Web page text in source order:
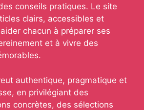
conseils pratiques. Le site
clairs, accessibles et
chacun à préparer ses
et à vivre des
authentique, pragmatique et
en privilégiant des
concrètes, des sélections